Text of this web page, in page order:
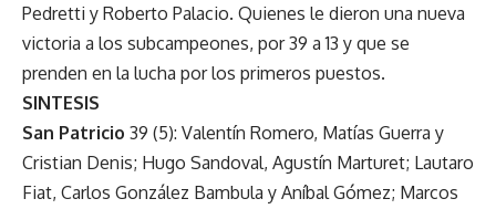
Pedretti y Roberto Palacio. Quienes le dieron una nueva
victoria a los subcampeones, por 39 a 13 y que se
prenden en la lucha por los primeros puestos.
SINTESIS
San Patricio 39 (5): Valentín Romero, Matías Guerra y
Cristian Denis; Hugo Sandoval, Agustín Marturet; Lautaro
Fiat, Carlos González Bambula y Aníbal Gómez; Marcos